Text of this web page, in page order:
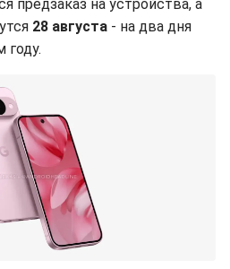
предзаказ на устройства, а
28 августа - на два дня